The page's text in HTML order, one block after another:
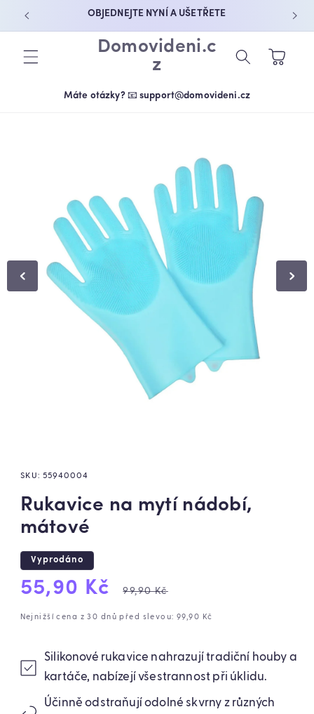
PŘEJÍT K
OBJEDNEJTE NYNÍ A UŠETŘETE
Domovideni.c
z
Košík
Máte otázky? 📧 support@domovideni.cz
SKU:55940004
Rukavice na mytí nádobí,
mátové
Vyprodáno
Výprodejová
cena
55,90 Kč
Běžná
cena
99,90 Kč
Nejnižší cena z 30 dnů před slevou: 99,90 Kč
Silikonové rukavice nahrazují tradiční houby a
kartáče, nabízejí všestrannost při úklidu.
Účinně odstraňují odolné skvrny z různých